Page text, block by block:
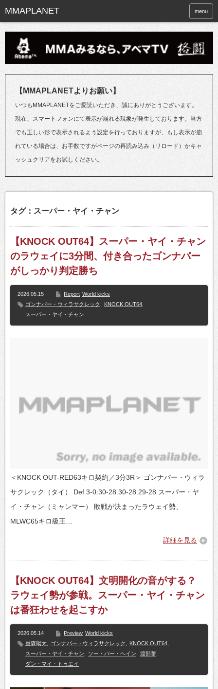
menu
【MMAPLANETよりお願い】
いつもMMAPLANETをご愛読いただき、誠にありがとうございます。
現在、スマートフォンにて表示が崩れる現象が発生しております。当方
でも正しい形で表示されるよう設定を行っておりますが、もし表示が崩
れている場合は、お手数ですがページの再読み込み（リロード）かキャ
ッシュクリアをお試しください。
タグ：スーパー・ヤイ・チャン
【KNOCK OUT64】スーパー・ヤイ・チャン
のラウェイに3分間、付き合ったゴンナパー
がしっかり判定勝ち
2026.05.15 Report World kicks
ゴンナパー・ウィラサクレック
KNOCK OUT64
スーパー・ヤイ・チャン
＜KNOCK OUT-RED63キロ契約／3分3R＞ ゴンナパー・ウィラ
サクレック（タイ） Def.3-0:30-28.30-28.29-28 スーパー・ヤ
イ・チャン（ミャンマー） 敗戦が決まったラウェイ勢、
MLWC65キロ級王…
詳細を見る
【KNOCK OUT64】文明開化の音がする？
ラウェイ勢が参戦。スーパー・ヤイ・チャン
は番狂わせを起こすか
2026.05.14 Preview World kicks
重森陽太
ゴンナパー・ウィラサクレック KNOCK OUT64
スーパー・ヤイ・チャン
ソー・バー・ヘイン 渡部蕾
ダン・マイ・トゥエイ